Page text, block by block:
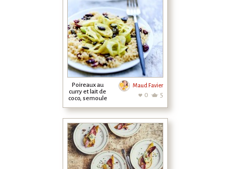
Poireaux au
curry et lait de
coco, semoule
Maud Favier
0 5